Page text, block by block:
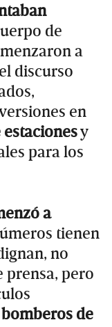
de
a
discurso
en
y
para los
a
tienen
no
prensa, pero
de